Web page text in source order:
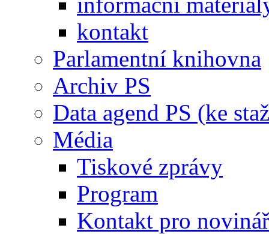
kontakt
Parlamentní knihovna
Archiv PS
Data agend PS (ke
Média
Tiskové zprávy
Program
Kontakt pro